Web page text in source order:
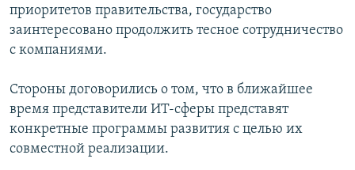
приоритетов правительства, государство
заинтересовано продолжить тесное сотрудничество
с компаниями.
Стороны договорились о том, что в ближайшее
время представители ИТ-сферы представят
конкретные программы развития с целью их
совместной реализации.